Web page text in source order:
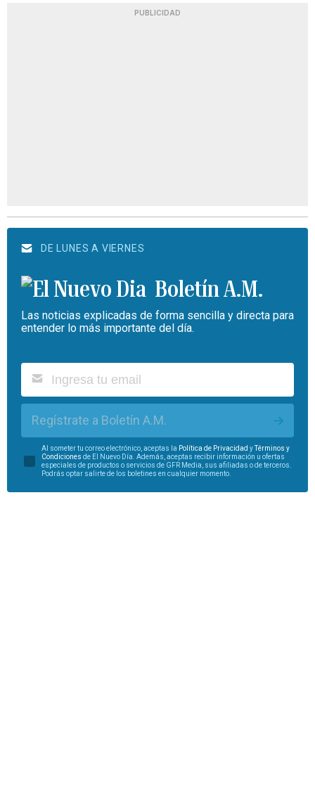
PUBLICIDAD
DE LUNES A VIERNES
Boletín A.M.
Las noticias explicadas de forma sencilla y directa para
entender lo más importante del día.
Regístrate a Boletín A.M.
Al someter tu correo electrónico, aceptas la Política de Privacidad y
Términos y
Condiciones de El Nuevo Día. Además, aceptas recibir información u ofertas
especiales de productos o servicios de GFR Media, sus afiliadas o de terceros.
Podrás optar salirte de los boletines en cualquier momento.